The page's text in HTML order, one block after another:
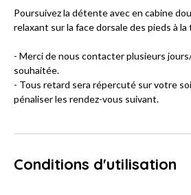
Poursuivez la détente avec en cabine
relaxant sur la face dorsale des pieds à
- Merci de nous contacter plusieurs
souhaitée.
- Tous retard sera répercuté sur votre
pénaliser les rendez-vous suivant.
Conditions d'utilisation